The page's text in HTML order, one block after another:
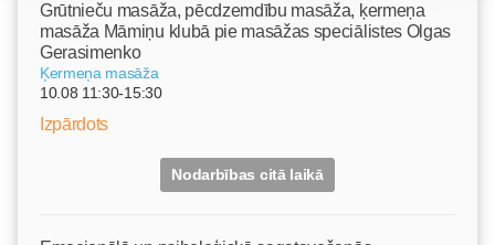
Grūtnieču masāža, pēcdzemdību masāža, ķermeņa
masāža Māmiņu klubā pie masāžas speciālistes Olgas
Gerasimenko
Ķermeņa masāža
10.08 11:30-15:30
Izpārdots
Nodarbības citā laikā